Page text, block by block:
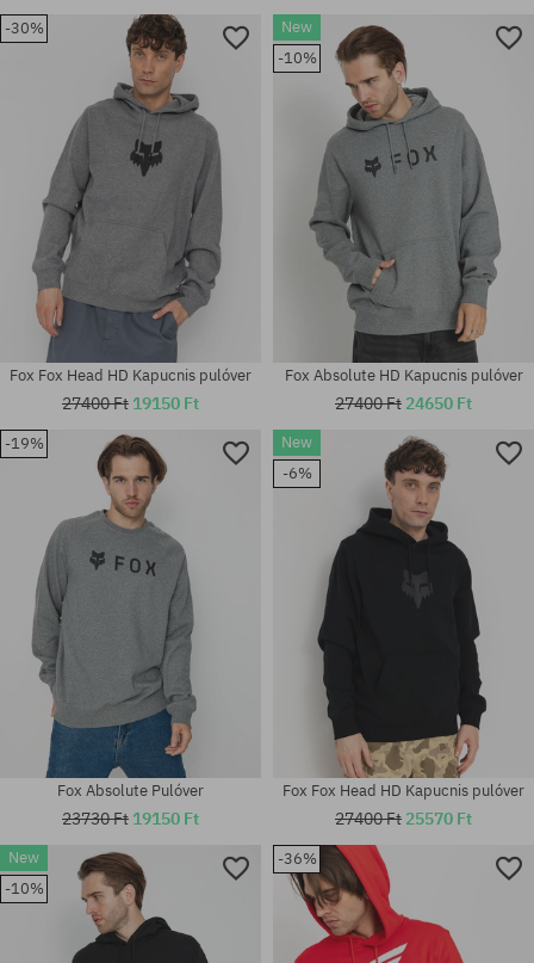
Elérhető méretek:
Elérhető méretek:
M; XL
Elérhető méretek:
Elérhető méretek:
-30%
Elérhető méretek:
Fox Fox Head HD Kapucnis pulóver
27400 Ft 19150 Ft
New
-10%
Elérhető méretek:
M; L; XL
Fox Absolute HD Kapucnis pulóver
27400 Ft 24650 Ft
-19%
Fox Absolute Pulóver
23730 Ft 19150 Ft
New
-6%
Fox Fox Head HD Kapucnis pulóver
27400 Ft 25570 Ft
New
-10%
-36%